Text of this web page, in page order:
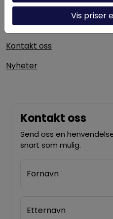
Hydraulikk-kalkulator
Om oss
Kontakt oss
Nyheter
Kontakt oss
Send oss en
snart som mulig.
Fornavn
Etternavn
Vis priser